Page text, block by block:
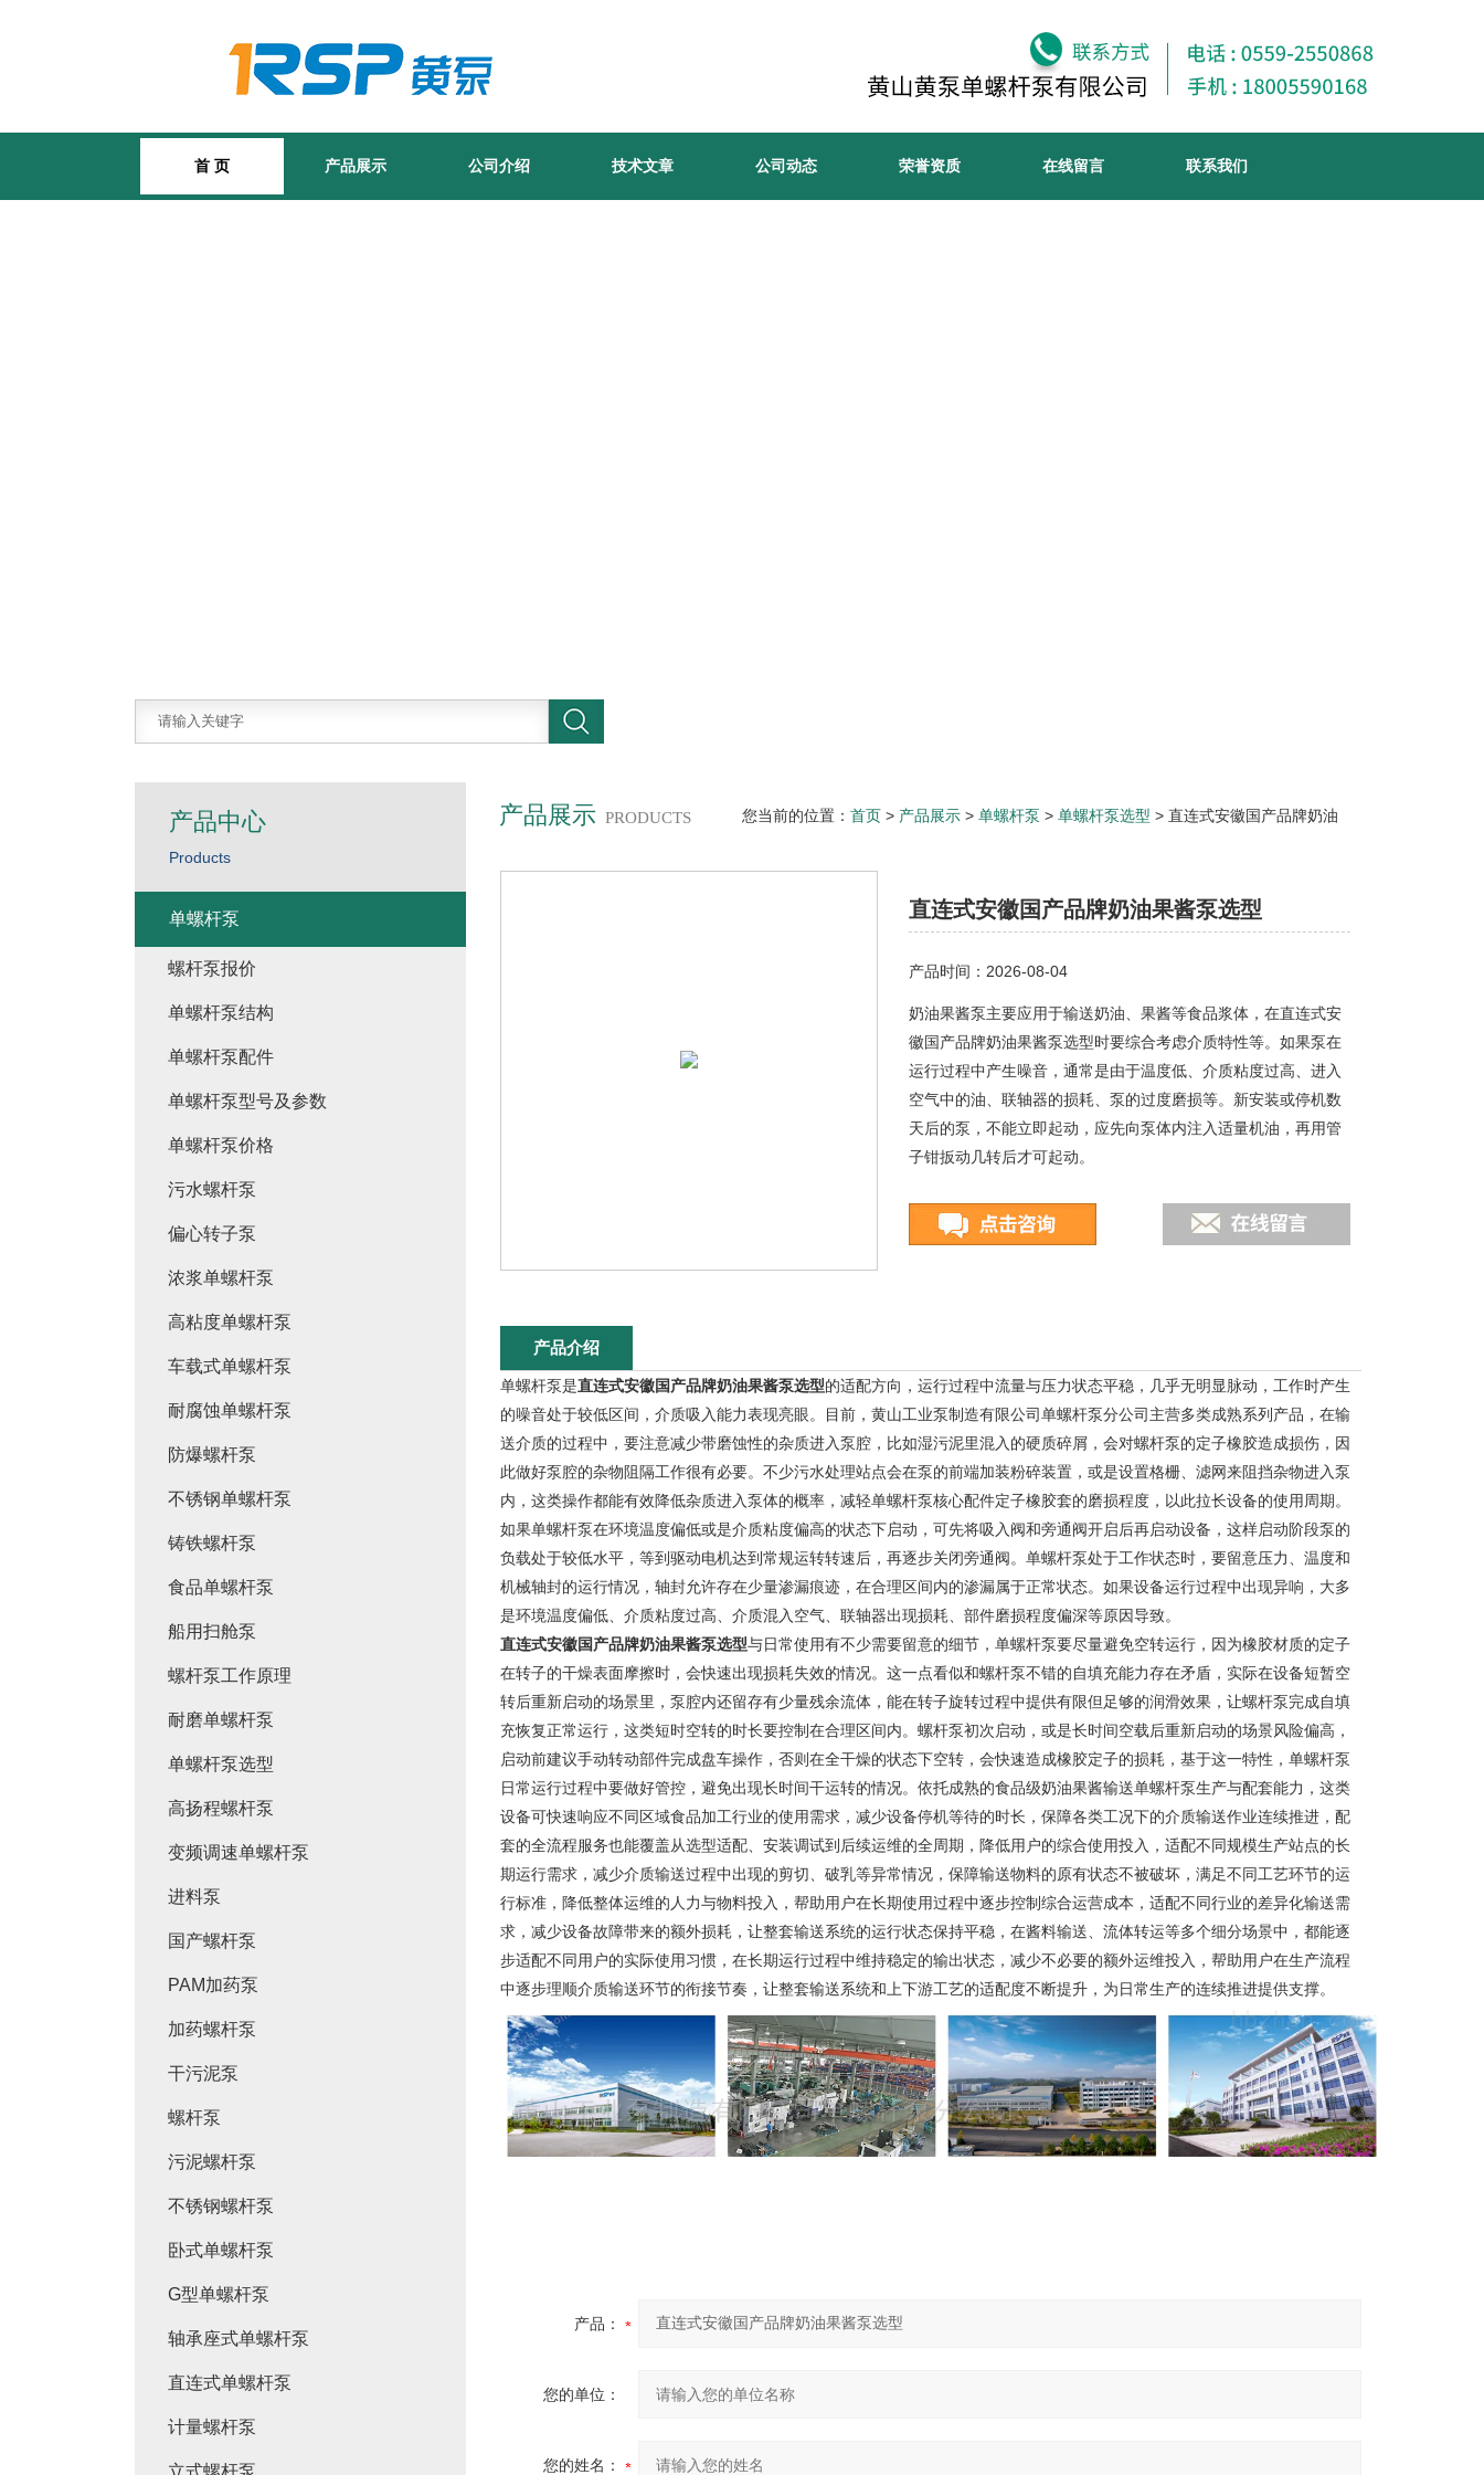
首 页 产品展示 公司介绍 技术文章 公司动态 荣誉资质 在线留言 联系我们
产品展示 PRODUCTS 您当前的位置： 首页 > 产品展示 > 单螺杆泵 > 单螺杆泵选型 > 直连式安徽国产品牌奶油
直连式安徽国产品牌奶油果酱泵选型
产品时间：2026-08-04
奶油果酱泵主要应用于输送奶油、果酱等食品浆体，在直连式安
徽国产品牌奶油果酱泵选型时要综合考虑介质特性等。如果泵在
运行过程中产生噪音，通常是由于温度低、介质粘度过高、进入
空气中的油、联轴器的损耗、泵的过度磨损等。新安装或停机数
天后的泵，不能立即起动，应先向泵体内注入适量机油，再用管
子钳扳动几转后才可起动。
产品介绍
单螺杆泵是直连式安徽国产品牌奶油果酱泵选型的适配方向，运行过程中流量与压力状态平稳，几乎无明显脉动，工作时产生
的噪音处于较低区间，介质吸入能力表现亮眼。目前，黄山工业泵制造有限公司单螺杆泵分公司主营多类成熟系列产品，在输
送介质的过程中，要注意减少带磨蚀性的杂质进入泵腔，比如湿污泥里混入的硬质碎屑，会对螺杆泵的定子橡胶造成损伤，因
此做好泵腔的杂物阻隔工作很有必要。不少污水处理站点会在泵的前端加装粉碎装置，或是设置格栅、滤网来阻挡杂物进入泵
内，这类操作都能有效降低杂质进入泵体的概率，减轻单螺杆泵核心配件定子橡胶套的磨损程度，以此拉长设备的使用周期。
如果单螺杆泵在环境温度偏低或是介质粘度偏高的状态下启动，可先将吸入阀和旁通阀开启后再启动设备，这样启动阶段泵的
负载处于较低水平，等到驱动电机达到常规运转转速后，再逐步关闭旁通阀。单螺杆泵处于工作状态时，要留意压力、温度和
机械轴封的运行情况，轴封允许存在少量渗漏痕迹，在合理区间内的渗漏属于正常状态。如果设备运行过程中出现异响，大多
是环境温度偏低、介质粘度过高、介质混入空气、联轴器出现损耗、部件磨损程度偏深等原因导致。
直连式安徽国产品牌奶油果酱泵选型与日常使用有不少需要留意的细节，单螺杆泵要尽量避免空转运行，因为橡胶材质的定子
在转子的干燥表面摩擦时，会快速出现损耗失效的情况。这一点看似和螺杆泵不错的自填充能力存在矛盾，实际在设备短暂空
转后重新启动的场景里，泵腔内还留存有少量残余流体，能在转子旋转过程中提供有限但足够的润滑效果，让螺杆泵完成自填
充恢复正常运行，这类短时空转的时长要控制在合理区间内。螺杆泵初次启动，或是长时间空载后重新启动的场景风险偏高，
启动前建议手动转动部件完成盘车操作，否则在全干燥的状态下空转，会快速造成橡胶定子的损耗，基于这一特性，单螺杆泵
日常运行过程中要做好管控，避免出现长时间干运转的情况。依托成熟的食品级奶油果酱输送单螺杆泵生产与配套能力，这类
设备可快速响应不同区域食品加工行业的使用需求，减少设备停机等待的时长，保障各类工况下的介质输送作业连续推进，配
套的全流程服务也能覆盖从选型适配、安装调试到后续运维的全周期，降低用户的综合使用投入，适配不同规模生产站点的长
期运行需求，减少介质输送过程中出现的剪切、破乳等异常情况，保障输送物料的原有状态不被破坏，满足不同工艺环节的运
行标准，降低整体运维的人力与物料投入，帮助用户在长期使用过程中逐步控制综合运营成本，适配不同行业的差异化输送需
求，减少设备故障带来的额外损耗，让整套输送系统的运行状态保持平稳，在酱料输送、流体转运等多个细分场景中，都能逐
步适配不同用户的实际使用习惯，在长期运行过程中维持稳定的输出状态，减少不必要的额外运维投入，帮助用户在生产流程
中逐步理顺介质输送环节的衔接节奏，让整套输送系统和上下游工艺的适配度不断提升，为日常生产的连续推进提供支撑。
产品：
您的单位：
您的姓名：
产品中心
Products
单螺杆泵
螺杆泵报价
单螺杆泵结构
单螺杆泵配件
单螺杆泵型号及参数
单螺杆泵价格
污水螺杆泵
偏心转子泵
浓浆单螺杆泵
高粘度单螺杆泵
车载式单螺杆泵
耐腐蚀单螺杆泵
防爆螺杆泵
不锈钢单螺杆泵
铸铁螺杆泵
食品单螺杆泵
船用扫舱泵
螺杆泵工作原理
耐磨单螺杆泵
单螺杆泵选型
高扬程螺杆泵
变频调速单螺杆泵
进料泵
国产螺杆泵
PAM加药泵
加药螺杆泵
干污泥泵
螺杆泵
污泥螺杆泵
不锈钢螺杆泵
卧式单螺杆泵
G型单螺杆泵
轴承座式单螺杆泵
直连式单螺杆泵
计量螺杆泵
立式螺杆泵